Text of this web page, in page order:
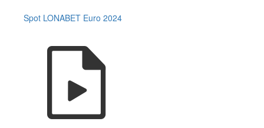
Spot LONABET Euro 2024